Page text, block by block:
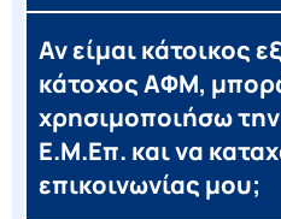
Αν είμαι κάτοικος
κάτοχος ΑΦΜ,
χρησιμοποιήσω
Ε.Μ.Επ. και να
επικοινωνίας μου;